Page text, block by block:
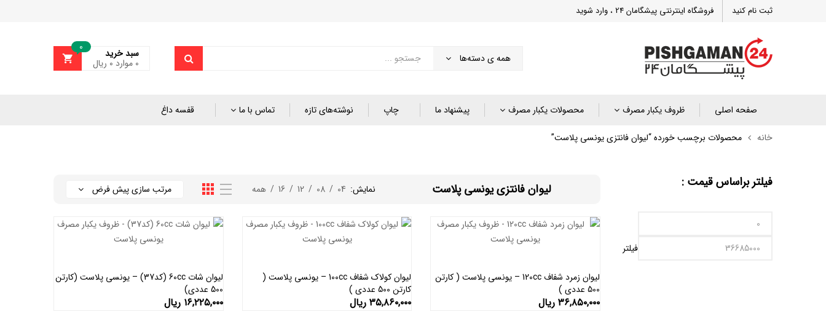
ثبت نام کنید فروشگاه اینترنتی پیشگامان 24 ، وارد شوید
همه ی دسته‌ها
0 سبد خرید
0 موارد ۰ ریال
صفحه اصلی ظروف یکبار مصرف محصولات یکبار مصرف پیشنهاد ما چاپ نوشته‌های تازه تماس با ما قفسه داغ
خانه محصولات برچسب خورده “لیوان فانتزی یونسی پلاست”
لیوان فانتزی یونسی پلاست نمایش: 04
/
08
/
12
/
16
/ همه مرتب سازی پیش فرض
لیوان زمرد شفاف 120cc – یونسی پلاست ( کارتن
500 عددی )
۳۶,۸۵۰,۰۰۰ ریال
اطلاعات بیشتر
لیوان کولاک شفاف 100cc – یونسی پلاست (
کارتن 500 عددی )
۳۵,۸۶۰,۰۰۰ ریال
لیوان شات 60cc (کد37) – یونسی پلاست (کارتن
500 عددی)
۱۶,۲۲۵,۰۰۰ ریال
فیلتر براساس قیمت :
فیلتر